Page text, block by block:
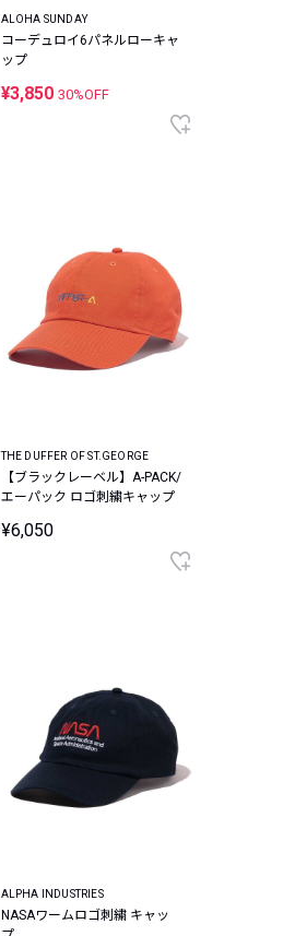
ALOHA SUNDAY
コーデュロイ6パネルローキャ
ップ
¥3,850 30%OFF
THE DUFFER OF ST.GEORGE
【ブラックレーベル】A-PACK/
エーパック ロゴ刺繍キャップ
¥6,050
ALPHA INDUSTRIES
NASAワームロゴ刺繍 キャッ